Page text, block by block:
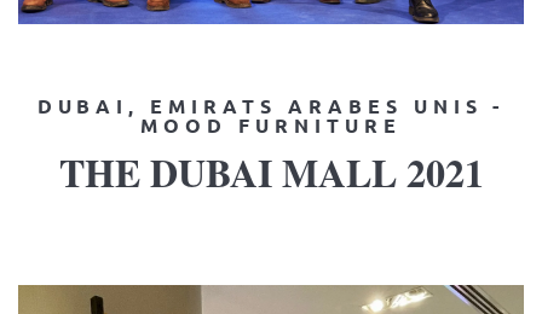
DUBAI, EMIRATS ARABES UNIS -
MOOD FURNITURE
THE DUBAI MALL 2021